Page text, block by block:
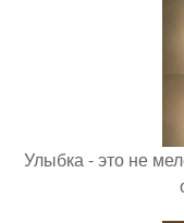
Улыбка - это не